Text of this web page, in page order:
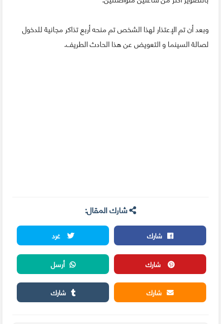
وبعد أن تم الإعتذار لهذا الشخص تم منحه أربع تذاكر مجانية للدخول
لصالة السينما و التعويض عن هذا الحادث الطريف.
شارك المقال:
شارك
غرد
شارك
أرسل
شارك
شارك